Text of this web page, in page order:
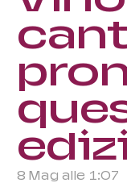
8 Mag alle 1:07